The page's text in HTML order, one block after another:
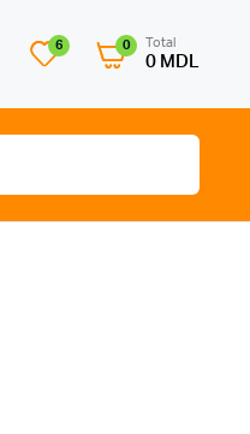
6 0 Total
0 MDL